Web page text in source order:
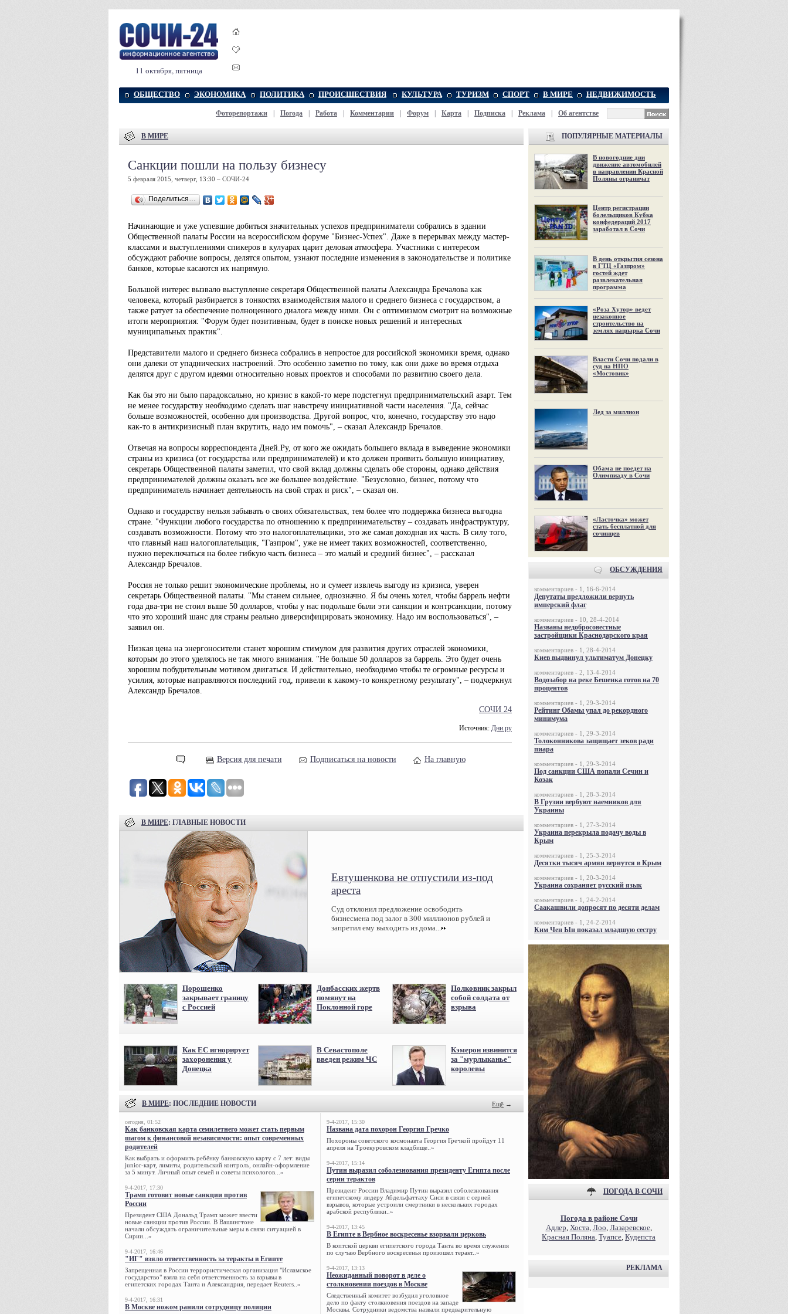
11 октября, пятница
ОБЩЕСТВО ЭКОНОМИКА ПОЛИТИКА ПРОИСШЕСТВИЯ КУЛЬТУРА ТУРИЗМ СПОРТ В МИРЕ НЕДВИЖИМОСТЬ
Фоторепортажи Погода Работа Комментарии Форум Карта Подписка Реклама Об агентстве
В МИРЕ
Санкции пошли на пользу бизнесу
5 февраля 2015, четверг, 13:30 – СОЧИ-24
Поделиться…
Начинающие и уже успевшие добиться значительных успехов предприниматели собрались в здании
Общественной палаты России на всероссийском форуме "Бизнес-Успех". Даже в перерывах между мастер-
классами и выступлениями спикеров в кулуарах царит деловая атмосфера. Участники с интересом
обсуждают рабочие вопросы, делятся опытом, узнают последние изменения в законодательстве и политике
банков, которые касаются их напрямую.
Большой интерес вызвало выступление секретаря Общественной палаты Александра Бречалова как
человека, который разбирается в тонкостях взаимодействия малого и среднего бизнеса с государством, а
также ратует за обеспечение полноценного диалога между ними. Он с оптимизмом смотрит на возможные
итоги мероприятия: "Форум будет позитивным, будет в поиске новых решений и интересных
муниципальных практик".
Представители малого и среднего бизнеса собрались в непростое для российской экономики время, однако
они далеки от упаднических настроений. Это особенно заметно по тому, как они даже во время отдыха
делятся друг с другом идеями относительно новых проектов и способами по развитию своего дела.
Как бы это ни было парадоксально, но кризис в какой-то мере подстегнул предпринимательский азарт. Тем
не менее государству необходимо сделать шаг навстречу инициативной части населения. "Да, сейчас
больше возможностей, особенно для производства. Другой вопрос, что, конечно, государству это надо
как-то в антикризисный план вкрутить, надо им помочь", – сказал Александр Бречалов.
Отвечая на вопросы корреспондента Дней.Ру, от кого же ожидать большего вклада в выведение экономики
страны из кризиса (от государства или предпринимателей) и кто должен проявить большую инициативу,
секретарь Общественной палаты заметил, что свой вклад должны сделать обе стороны, однако действия
предпринимателей должны оказать все же большее воздействие. "Безусловно, бизнес, потому что
предприниматель начинает деятельность на свой страх и риск", – сказал он.
Однако и государству нельзя забывать о своих обязательствах, тем более что поддержка бизнеса выгодна
стране. "Функции любого государства по отношению к предпринимательству – создавать инфраструктуру,
создавать возможности. Потому что это налогоплательщики, это же самая доходная их часть. В силу того,
что главный наш налогоплательщик, "Газпром", уже не имеет таких возможностей, соответственно,
нужно переключаться на более гибкую часть бизнеса – это малый и средний бизнес", – рассказал
Александр Бречалов.
Россия не только решит экономические проблемы, но и сумеет извлечь выгоду из кризиса, уверен
секретарь Общественной палаты. "Мы станем сильнее, однозначно. Я бы очень хотел, чтобы баррель нефти
года два-три не стоил выше 50 долларов, чтобы у нас подольше были эти санкции и контрсанкции, потому
что это хороший шанс для страны реально диверсифицировать экономику. Надо им воспользоваться", –
заявил он.
Низкая цена на энергоносители станет хорошим стимулом для развития других отраслей экономики,
которым до этого уделялось не так много внимания. "Не больше 50 долларов за баррель. Это будет очень
хорошим побудительным мотивом двигаться. И действительно, необходимо чтобы те огромные ресурсы и
усилия, которые направляются последний год, привели к какому-то конкретному результату", – подчеркнул
Александр Бречалов.
СОЧИ 24
Источник: Дни.ру
Версия для печати Подписаться на новости На главную
В МИРЕ: ГЛАВНЫЕ НОВОСТИ
Евтушенкова не отпустили из-под
ареста
Суд отклонил предложение освободить
бизнесмена под залог в 300 миллионов рублей и
запретил ему выходить из дома...
Порошенко
закрывает границу
с Россией
Донбасских жертв
помянут на
Поклонной горе
Полковник закрыл
собой солдата от
взрыва
Как ЕС игнорирует
захоронения у
Донецка
В Севастополе
введен режим ЧС
Кэмерон извинится
за "мурлыканье"
королевы
В МИРЕ: ПОСЛЕДНИЕ НОВОСТИ Ещё →
сегодня, 01:52
Как банковская карта семилетнего может стать первым
шагом к финансовой независимости: опыт современных
родителей
Как выбрать и оформить ребёнку банковскую карту с 7 лет: виды
junior-карт, лимиты, родительский контроль, онлайн-оформление
за 5 минут. Личный опыт семей и советы психологов...»
9-4-2017, 17:30
Трамп готовит новые санкции против
России
Президент США Дональд Трамп может ввести
новые санкции против России. В Вашингтоне
начали обсуждать ограничительные меры в связи ситуацией в
Сирии...»
9-4-2017, 16:46
"ИГ" взяло ответственность за теракты в Египте
Запрещенная в России террористическая организация "Исламское
государство" взяла на себя ответственность за взрывы в
египетских городах Танта и Александрия, передает Reuters..»
9-4-2017, 16:31
В Москве ножом ранили сотрудницу полиции
9-4-2017, 15:30
Названа дата похорон Георгия Гречко
Похороны советского космонавта Георгия Гречкой пройдут 11
апреля на Троекуровском кладбище..»
9-4-2017, 15:14
Путин выразил соболезнования президенту Египта после
серии терактов
Президент России Владимир Путин выразил соболезнования
египетскому лидеру Абдельфаттаху Сиси в связи с серией
взрывов, которые устроили смертники в нескольких городах
арабской республики..»
9-4-2017, 13:45
В Египте в Вербное воскресенье взорвали церковь
В коптской церкви египетского города Танта во время служения
по случаю Вербного воскресенья произошел теракт..»
9-4-2017, 13:13
Неожиданный поворот в деле о
столкновении поездов в Москве
Следственный комитет возбудил уголовное
дело по факту столкновения поездов на западе
Москвы. Сотрудники ведомства назвали предварительную
ПОПУЛЯРНЫЕ МАТЕРИАЛЫ
В новогодние дни
движение автомобилей
в направлении Красной
Поляны ограничат
Центр регистрации
болельщиков Кубка
конфедераций 2017
заработал в Сочи
В день открытия сезона
в ГТЦ «Газпром»
гостей ждет
развлекательная
программа
«Роза Хутор» ведет
незаконное
строительство на
землях нацпарка Сочи
Власти Сочи подали в
суд на НПО
«Мостовик»
Лед за миллион
Обама не поедет на
Олимпиаду в Сочи
«Ласточка» может
стать бесплатной для
сочинцев
ОБСУЖДЕНИЯ
комментариев - 1, 16-6-2014
Депутаты предложили вернуть
имперский флаг
комментариев - 10, 28-4-2014
Названы недобросовестные
застройщики Краснодарского края
комментариев - 1, 28-4-2014
Киев выдвинул ультиматум Донецку
комментариев - 2, 13-4-2014
Водозабор на реке Бешенка готов на 70
процентов
комментариев - 1, 29-3-2014
Рейтинг Обамы упал до рекордного
минимума
комментариев - 1, 29-3-2014
Толоконникова защищает зеков ради
пиара
комментариев - 1, 29-3-2014
Под санкции США попали Сечин и
Козак
комментариев - 1, 28-3-2014
В Грузии вербуют наемников для
Украины
комментариев - 1, 27-3-2014
Украина перекрыла подачу воды в
Крым
комментариев - 1, 25-3-2014
Десятки тысяч армян вернутся в Крым
комментариев - 1, 20-3-2014
Украина сохраняет русский язык
комментариев - 1, 24-2-2014
Саакашвили допросят по десяти делам
комментариев - 1, 24-2-2014
Ким Чен Ын показал младшую сестру
ПОГОДА В СОЧИ
Погода в районе Сочи
Адлер, Хоста, Лоо, Лазаревское,
Красная Поляна, Туапсе, Кудепста
РЕКЛАМА